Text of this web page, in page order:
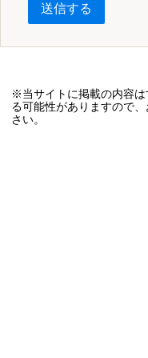
送信する
※当サイトに掲載の内容
る可能性がありますので
さい。